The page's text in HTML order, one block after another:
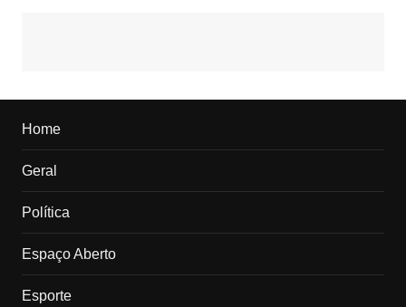
Home
Geral
Política
Espaço Aberto
Esporte